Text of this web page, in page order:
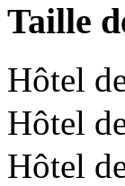
Taille
Hôtel
Hôtel
Hôtel